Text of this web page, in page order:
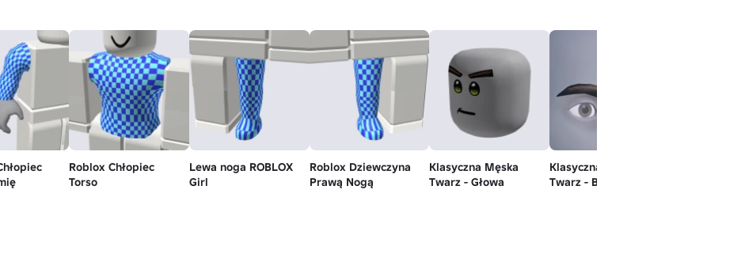
Roblox Chłopiec
Torso
Lewa noga ROBLOX
Girl
Roblox Dziewczyna
Prawą Nogą
Klasyczna Męska
Twarz - Głowa
Klasyczna Męska
Twarz - Brwi